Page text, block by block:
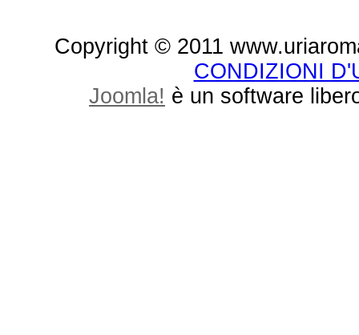
Copyright © 2011
CONDIZIONI
Joomla! è un software